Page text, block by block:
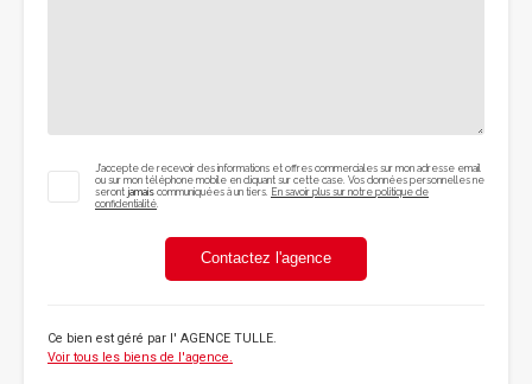
J'accepte de recevoir des informations et offres commerciales sur mon adresse email
ou sur mon téléphone mobile en cliquant sur cette case. Vos données personnelles ne
seront jamais communiquées à un tiers. En savoir plus sur notre politique de
confidentialité.
Contactez l'agence
Ce bien est géré par l' AGENCE TULLE.
Voir tous les biens de l'agence.